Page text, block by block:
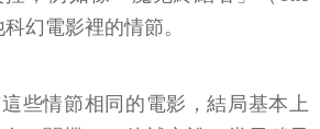
幻電影裡的情節。
些情節相同的電影，結局基本上